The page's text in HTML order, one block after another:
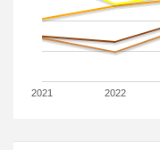
2021 2022